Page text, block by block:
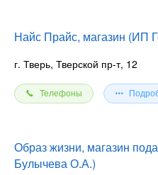
Найс Прайс, магазин (ИП
г. Тверь, Тверской пр-т, 12
Телефоны
Образ жизни, магазин
Булычева О.А.)